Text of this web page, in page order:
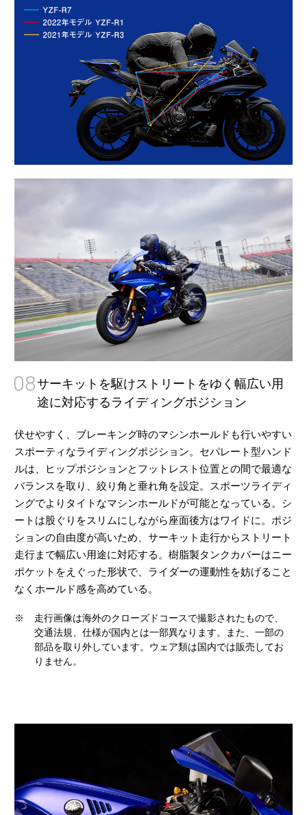
08サーキットを駆けストリートをゆく幅広い用
途に対応するライディングポジション
伏せやすく、ブレーキング時のマシンホールドも行いやすい
スポーティなライディングポジション。セパレート型ハンド
ルは、ヒップポジションとフットレスト位置との間で最適な
バランスを取り、絞り角と垂れ角を設定。スポーツライディ
ングでよりタイトなマシンホールドが可能となっている。シ
ートは股ぐりをスリムにしながら座面後方はワイドに。ポジ
ションの自由度が高いため、サーキット走行からストリート
走行まで幅広い用途に対応する。樹脂製タンクカバーはニー
ポケットをえぐった形状で、ライダーの運動性を妨げること
なくホールド感を高めている。
※
走行画像は海外のクローズドコースで撮影されたもので、
交通法規、仕様が国内とは一部異なります。また、一部の
部品を取り外しています。ウェア類は国内では販売してお
りません。